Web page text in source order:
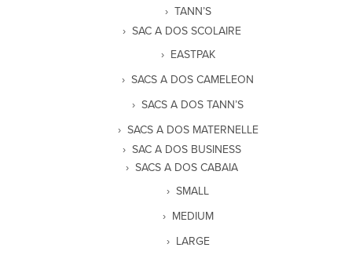
TANN’S
SAC A DOS SCOLAIRE
EASTPAK
SACS A DOS CAMELEON
SACS A DOS TANN’S
SACS A DOS MATERNELLE
SAC A DOS BUSINESS
SACS A DOS CABAIA
SMALL
MEDIUM
LARGE